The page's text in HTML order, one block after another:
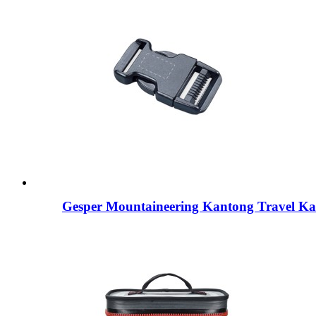
Gesper Mountaineering Kantong Travel